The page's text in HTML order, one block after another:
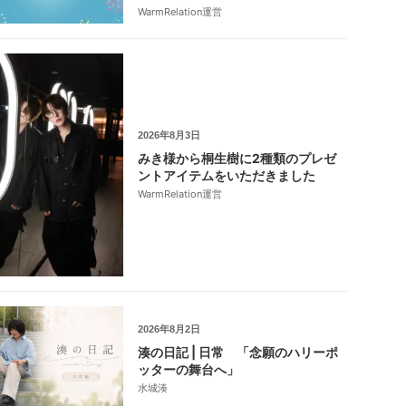
WarmRelation運営
2026年8月3日
みき様から桐生樹に2種類のプレゼ
ントアイテムをいただきました
WarmRelation運営
2026年8月2日
湊の日記 | 日常 「念願のハリーポ
ッターの舞台へ」
水城湊